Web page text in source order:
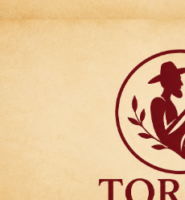
Articulos para
Regalo Torfer.